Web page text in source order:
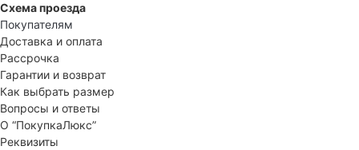
Схема проезда
Покупателям
Доставка и оплата
Рассрочка
Гарантии и возврат
Как выбрать размер
Вопросы и ответы
О “ПокупкаЛюкс”
Реквизиты